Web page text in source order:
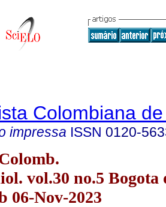
Colombiana
impressa ISSN 0120-
vol.30 no.5 Bogota
06-Nov-2023